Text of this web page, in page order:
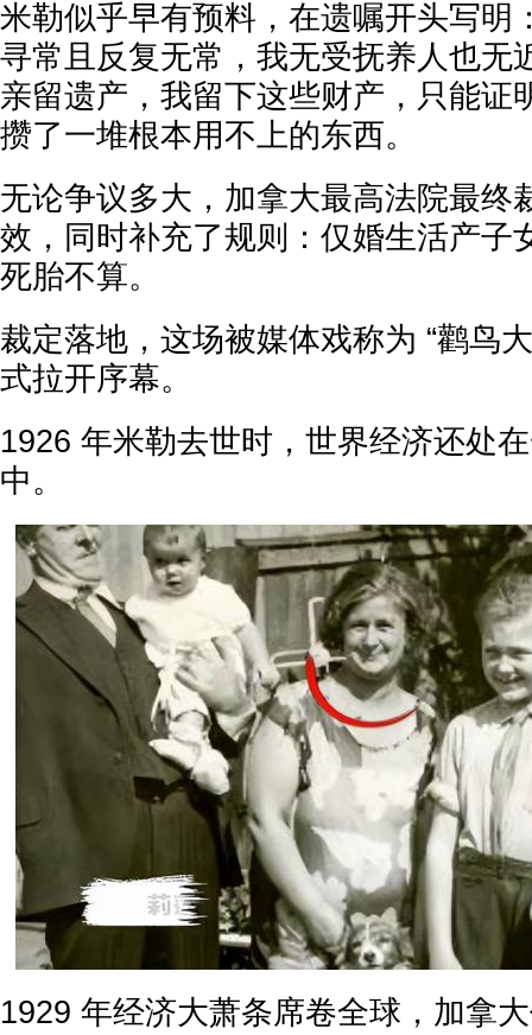
米勒似乎早有预料，在遗嘱开头写明
寻常且反复无常，我无受抚养人也无
亲留遗产，我留下这些财产，只能证
攒了一堆根本用不上的东西。
无论争议多大，加拿大最高法院最终
效，同时补充了规则：仅婚生活产子
死胎不算。
裁定落地，这场被媒体戏称为 “鹳鸟
式拉开序幕。
1926 年米勒去世时，世界经济还处
中。
1929 年经济大萧条席卷全球，加拿